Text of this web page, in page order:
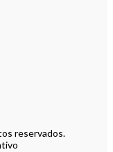
reservados.